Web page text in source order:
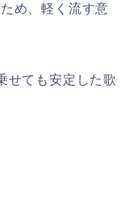
め、軽く流す意
せても安定した歌